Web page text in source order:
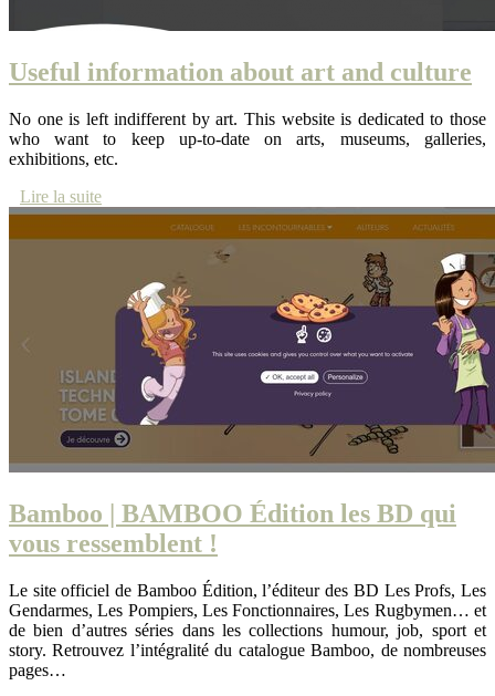
Useful information about art and culture
No one is left indifferent by art. This website is dedicated to those
who want to keep up-to-date on arts, museums, galleries,
exhibitions, etc.
Lire la suite
Bamboo | BAMBOO Édition les BD qui
vous ressemblent !
Le site officiel de Bamboo Édition, l’éditeur des BD Les Profs, Les
Gendarmes, Les Pompiers, Les Fonctionnaires, Les Rugbymen… et
de bien d’autres séries dans les collections humour, job, sport et
story. Retrouvez l’intégralité du catalogue Bamboo, de nombreuses
pages…